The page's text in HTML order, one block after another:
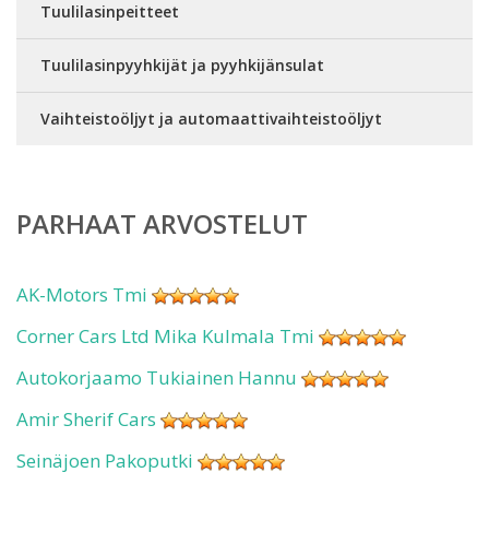
Tuulilasinpeitteet
Tuulilasinpyyhkijät ja pyyhkijänsulat
Vaihteistoöljyt ja automaattivaihteistoöljyt
PARHAAT ARVOSTELUT
AK-Motors Tmi
Corner Cars Ltd Mika Kulmala Tmi
Autokorjaamo Tukiainen Hannu
Amir Sherif Cars
Seinäjoen Pakoputki